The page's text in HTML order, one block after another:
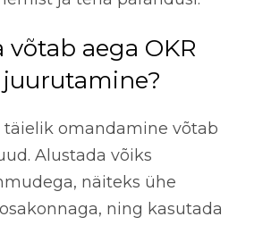
võtab aega OKR
täielik omandamine võtab
Alustada võiks
näiteks ühe
ning kasutada